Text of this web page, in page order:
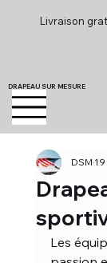
Livraison
DRAPEAU SUR MESURE
DSM
Les